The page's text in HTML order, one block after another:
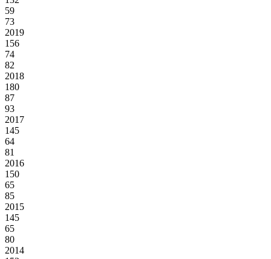
59
73
2019
156
74
82
2018
180
87
93
2017
145
64
81
2016
150
65
85
2015
145
65
80
2014